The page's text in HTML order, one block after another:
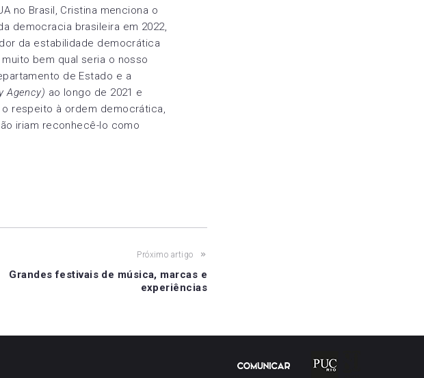
no Brasil, Cristina menciona o
democracia brasileira em 2022,
da estabilidade democrática
bem qual seria o nosso
de Estado e a
Agency) ao longo de 2021 e
respeito à ordem democrática,
iriam reconhecê-lo como
Próximo artigo
Grandes festivais de música, marcas e
experiências